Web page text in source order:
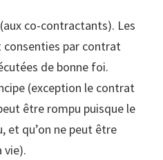
co-contractants). Les
par contrat
de bonne foi.
(exception le contrat
être rompu puisque le
et qu’on ne peut être
vie).